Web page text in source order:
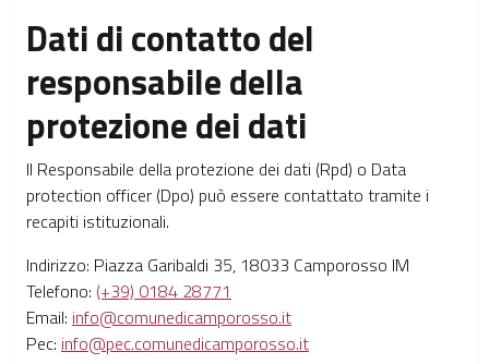
Dati di contatto del
responsabile della
protezione dei dati
Il Responsabile della protezione dei dati (Rpd) o Data
protection officer (Dpo) può essere contattato tramite i
recapiti istituzionali.
Indirizzo: Piazza Garibaldi 35, 18033 Camporosso IM
Telefono: (+39) 0184 28771
Email: info@comunedicamporosso.it
Pec: info@pec.comunedicamporosso.it